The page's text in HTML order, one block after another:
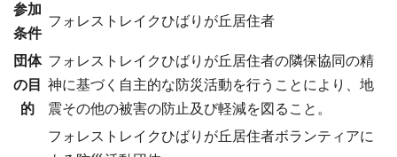
参加
条件
フォレストレイクひばりが丘居住者
団体
の目
的
フォレストレイクひばりが丘居住者の隣保協同の精
神に基づく自主的な防災活動を行うことにより、地
震その他の被害の防止及び軽減を図ること。
フォレストレイクひばりが丘居住者ボランティアに